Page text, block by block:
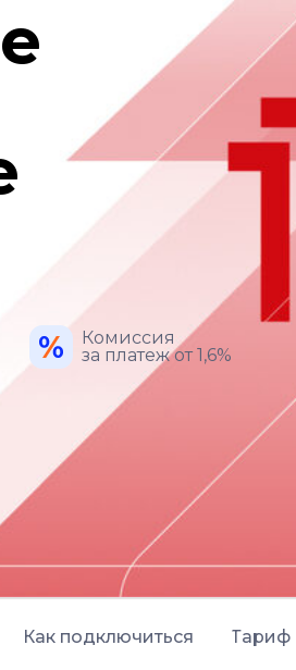
Комиссия
за платеж от 1,6%
Как подключиться Тариф